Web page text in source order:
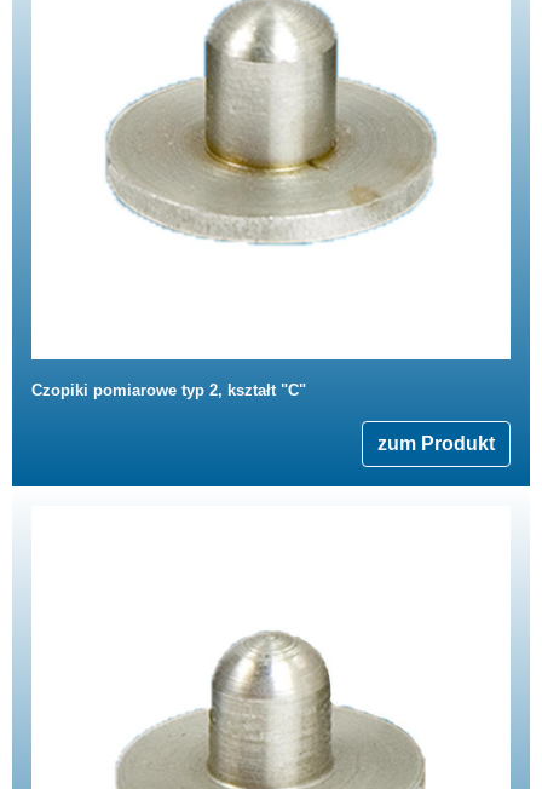
Czopiki pomiarowe typ 2, kształt "C"
zum Produkt